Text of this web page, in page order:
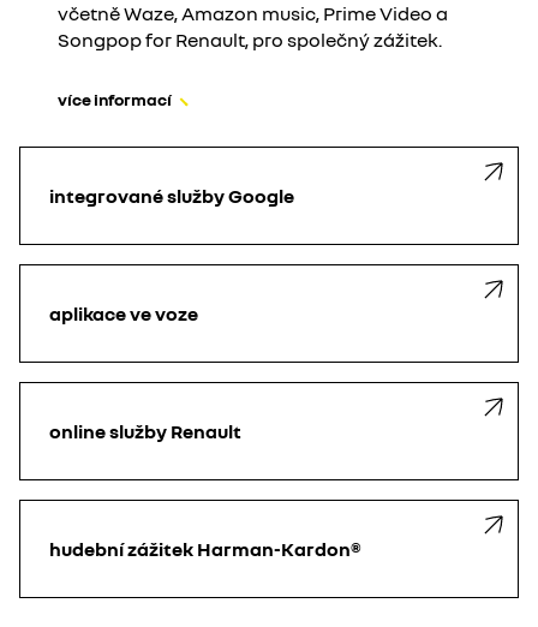
včetně Waze, Amazon music, Prime Video a
Songpop for Renault, pro společný zážitek.​
více informací
integrované služby Google
aplikace ve voze
online služby Renault
hudební zážitek Harman-Kardon®